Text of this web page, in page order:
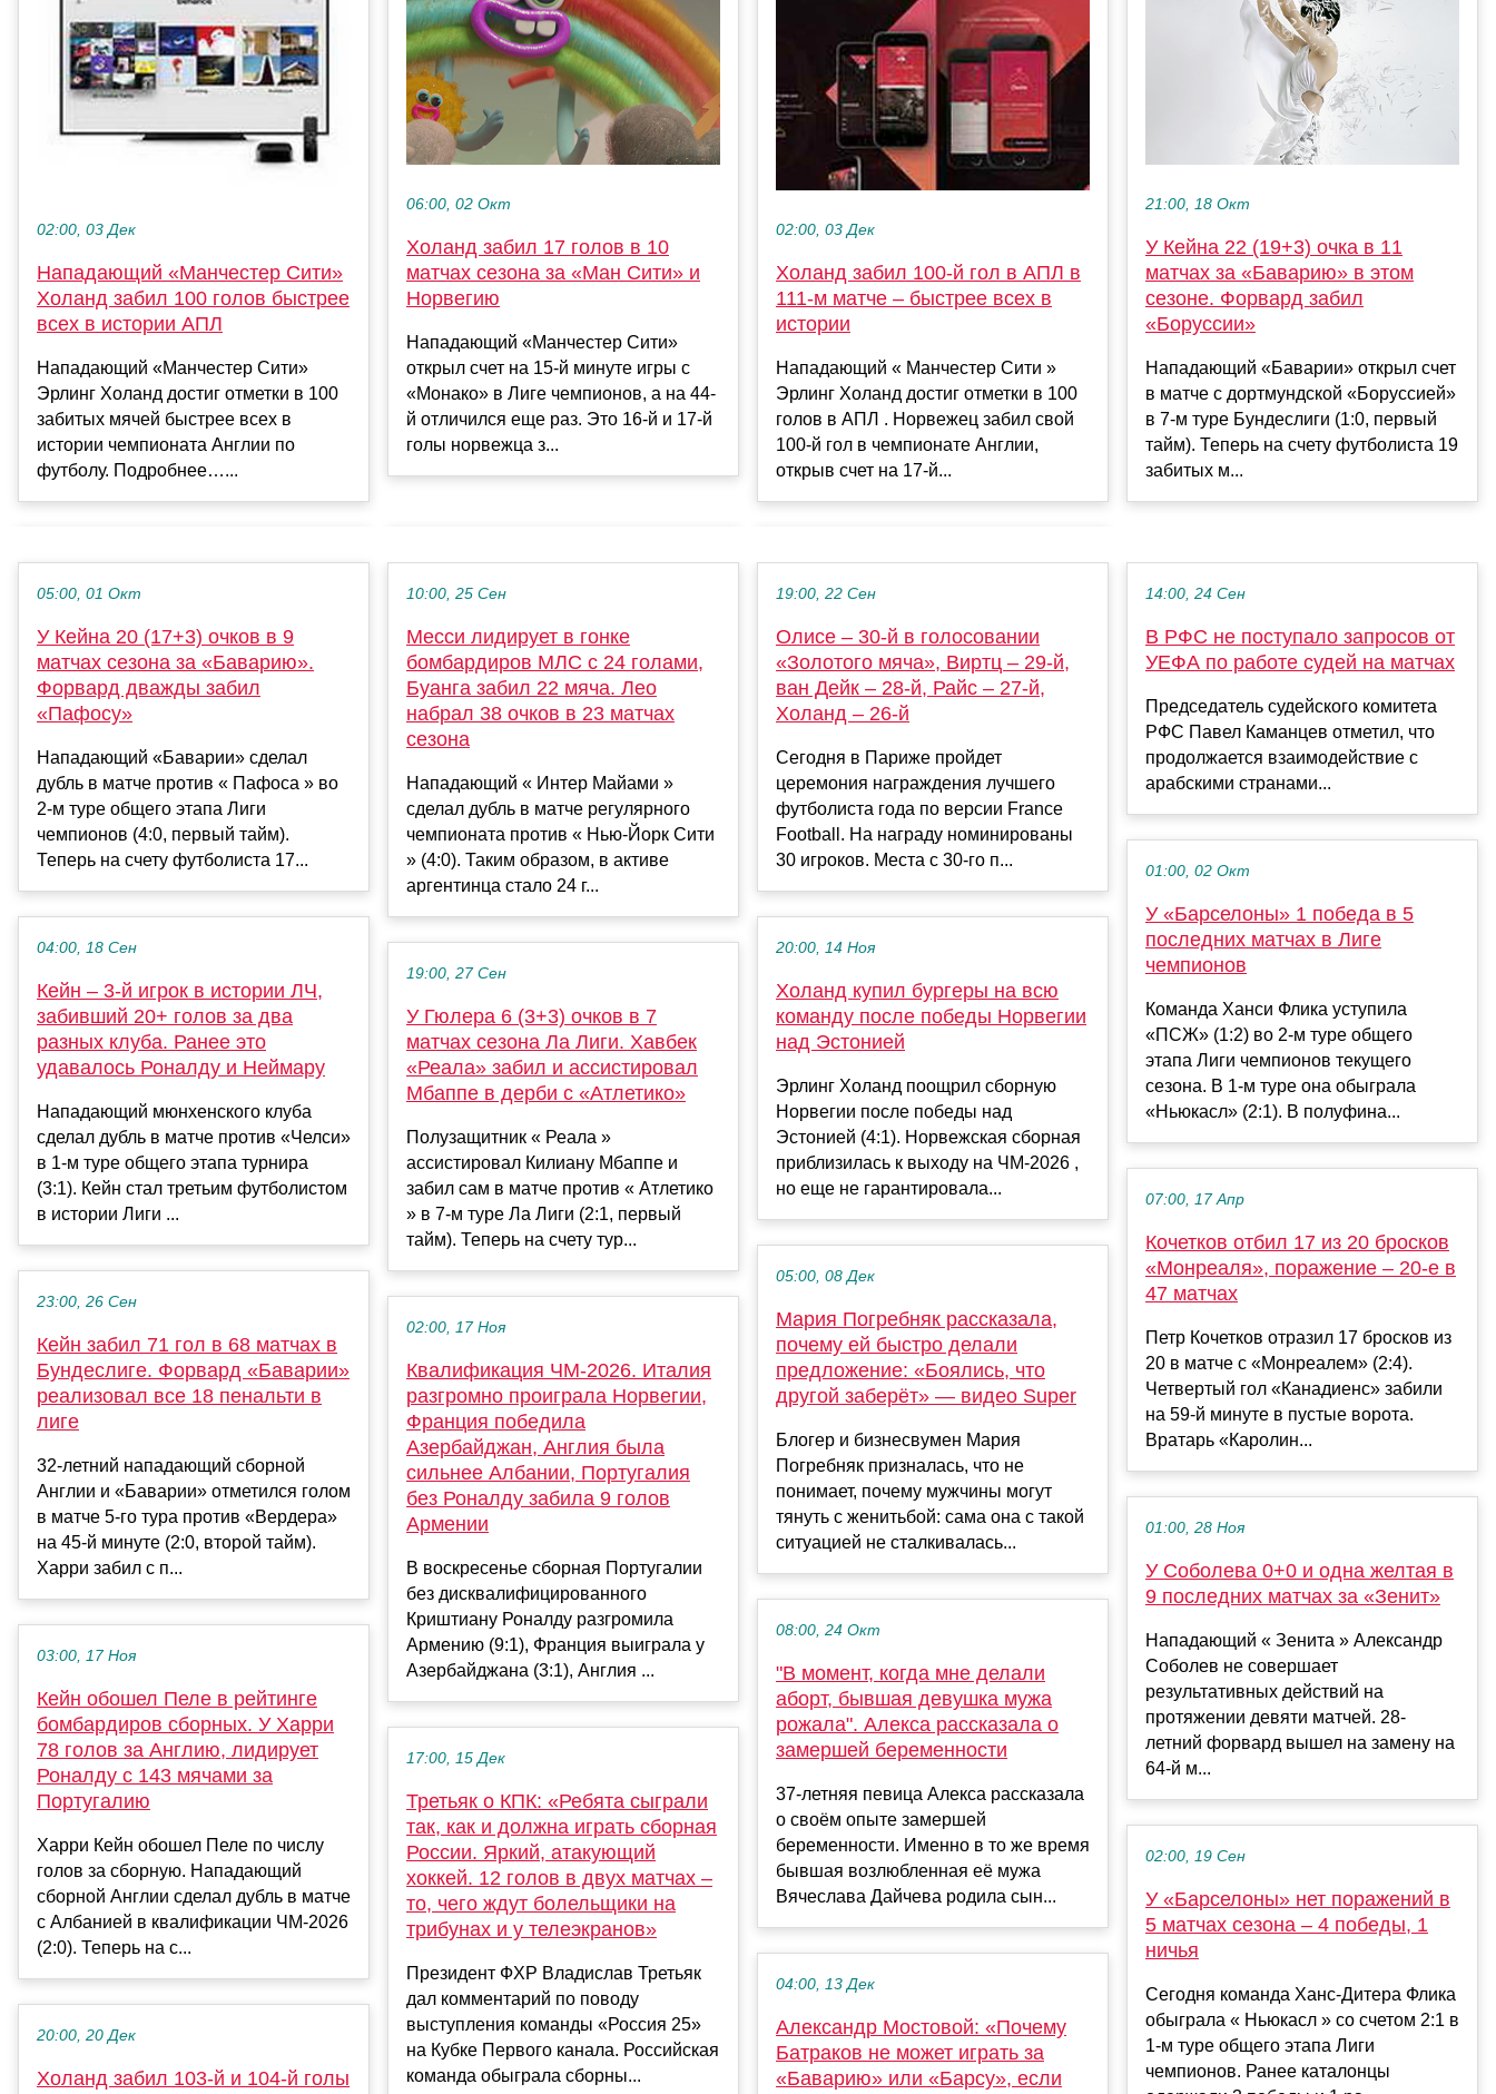
02:00, 03 Дек
Нападающий «Манчестер Сити»
Холанд забил 100 голов быстрее
всех в истории АПЛ
Нападающий «Манчестер Сити»
Эрлинг Холанд достиг отметки в 100
забитых мячей быстрее всех в
истории чемпионата Англии по
футболу. Подробнее…...
06:00, 02 Окт
Холанд забил 17 голов в 10
матчах сезона за «Ман Сити» и
Норвегию
Нападающий «Манчестер Сити»
открыл счет на 15-й минуте игры с
«Монако» в Лиге чемпионов, а на 44-
й отличился еще раз. Это 16-й и 17-й
голы норвежца з...
02:00, 03 Дек
Холанд забил 100-й гол в АПЛ в
111-м матче – быстрее всех в
истории
Нападающий « Манчестер Сити »
Эрлинг Холанд достиг отметки в 100
голов в АПЛ . Норвежец забил свой
100-й гол в чемпионате Англии,
открыв счет на 17-й...
21:00, 18 Окт
У Кейна 22 (19+3) очка в 11
матчах за «Баварию» в этом
сезоне. Форвард забил
«Боруссии»
Нападающий «Баварии» открыл счет
в матче с дортмундской «Боруссией»
в 7-м туре Бундеслиги (1:0, первый
тайм). Теперь на счету футболиста 19
забитых м...
05:00, 01 Окт
У Кейна 20 (17+3) очков в 9
матчах сезона за «Баварию».
Форвард дважды забил
«Пафосу»
Нападающий «Баварии» сделал
дубль в матче против « Пафоса » во
2-м туре общего этапа Лиги
чемпионов (4:0, первый тайм).
Теперь на счету футболиста 17...
04:00, 18 Сен
Кейн – 3-й игрок в истории ЛЧ,
забивший 20+ голов за два
разных клуба. Ранее это
удавалось Роналду и Неймару
Нападающий мюнхенского клуба
сделал дубль в матче против «Челси»
в 1-м туре общего этапа турнира
(3:1). Кейн стал третьим футболистом
в истории Лиги ...
23:00, 26 Сен
Кейн забил 71 гол в 68 матчах в
Бундеслиге. Форвард «Баварии»
реализовал все 18 пенальти в
лиге
32-летний нападающий сборной
Англии и «Баварии» отметился голом
в матче 5-го тура против «Вердера»
на 45-й минуте (2:0, второй тайм).
Харри забил с п...
03:00, 17 Ноя
Кейн обошел Пеле в рейтинге
бомбардиров сборных. У Харри
78 голов за Англию, лидирует
Роналду с 143 мячами за
Португалию
Харри Кейн обошел Пеле по числу
голов за сборную. Нападающий
сборной Англии сделал дубль в матче
с Албанией в квалификации ЧМ-2026
(2:0). Теперь на с...
20:00, 20 Дек
Холанд забил 103-й и 104-й голы
10:00, 25 Сен
Месси лидирует в гонке
бомбардиров МЛС с 24 голами,
Буанга забил 22 мяча. Лео
набрал 38 очков в 23 матчах
сезона
Нападающий « Интер Майами »
сделал дубль в матче регулярного
чемпионата против « Нью-Йорк Сити
» (4:0). Таким образом, в активе
аргентинца стало 24 г...
19:00, 27 Сен
У Гюлера 6 (3+3) очков в 7
матчах сезона Ла Лиги. Хавбек
«Реала» забил и ассистировал
Мбаппе в дерби с «Атлетико»
Полузащитник « Реала »
ассистировал Килиану Мбаппе и
забил сам в матче против « Атлетико
» в 7-м туре Ла Лиги (2:1, первый
тайм). Теперь на счету тур...
02:00, 17 Ноя
Квалификация ЧМ-2026. Италия
разгромно проиграла Норвегии,
Франция победила
Азербайджан, Англия была
сильнее Албании, Португалия
без Роналду забила 9 голов
Армении
В воскресенье сборная Португалии
без дисквалифицированного
Криштиану Роналду разгромила
Армению (9:1), Франция выиграла у
Азербайджана (3:1), Англия ...
17:00, 15 Дек
Третьяк о КПК: «Ребята сыграли
так, как и должна играть сборная
России. Яркий, атакующий
хоккей. 12 голов в двух матчах –
то, чего ждут болельщики на
трибунах и у телеэкранов»
Президент ФХР Владислав Третьяк
дал комментарий по поводу
выступления команды «Россия 25»
на Кубке Первого канала. Российская
команда обыграла сборны...
19:00, 22 Сен
Олисе – 30-й в голосовании
«Золотого мяча», Виртц – 29-й,
ван Дейк – 28-й, Райс – 27-й,
Холанд – 26-й
Сегодня в Париже пройдет
церемония награждения лучшего
футболиста года по версии France
Football. На награду номинированы
30 игроков. Места с 30-го п...
20:00, 14 Ноя
Холанд купил бургеры на всю
команду после победы Норвегии
над Эстонией
Эрлинг Холанд поощрил сборную
Норвегии после победы над
Эстонией (4:1). Норвежская сборная
приблизилась к выходу на ЧМ-2026 ,
но еще не гарантировала...
05:00, 08 Дек
Мария Погребняк рассказала,
почему ей быстро делали
предложение: «Боялись, что
другой заберёт» — видео Super
Блогер и бизнесвумен Мария
Погребняк призналась, что не
понимает, почему мужчины могут
тянуть с женитьбой: сама она с такой
ситуацией не сталкивалась...
08:00, 24 Окт
"В момент, когда мне делали
аборт, бывшая девушка мужа
рожала". Алекса рассказала о
замершей беременности
37-летняя певица Алекса рассказала
о своём опыте замершей
беременности. Именно в то же время
бывшая возлюбленная её мужа
Вячеслава Дайчева родила сын...
04:00, 13 Дек
Александр Мостовой: «Почему
Батраков не может играть за
«Баварию» или «Барсу», если
14:00, 24 Сен
В РФС не поступало запросов от
УЕФА по работе судей на матчах
Председатель судейского комитета
РФС Павел Каманцев отметил, что
продолжается взаимодействие с
арабскими странами...
01:00, 02 Окт
У «Барселоны» 1 победа в 5
последних матчах в Лиге
чемпионов
Команда Ханси Флика уступила
«ПСЖ» (1:2) во 2-м туре общего
этапа Лиги чемпионов текущего
сезона. В 1-м туре она обыграла
«Ньюкасл» (2:1). В полуфина...
07:00, 17 Апр
Кочетков отбил 17 из 20 бросков
«Монреаля», поражение – 20-е в
47 матчах
Петр Кочетков отразил 17 бросков из
20 в матче с «Монреалем» (2:4).
Четвертый гол «Канадиенс» забили
на 59-й минуте в пустые ворота.
Вратарь «Каролин...
01:00, 28 Ноя
У Соболева 0+0 и одна желтая в
9 последних матчах за «Зенит»
Нападающий « Зенита » Александр
Соболев не совершает
результативных действий на
протяжении девяти матчей. 28-
летний форвард вышел на замену на
64-й м...
02:00, 19 Сен
У «Барселоны» нет поражений в
5 матчах сезона – 4 победы, 1
ничья
Сегодня команда Ханс-Дитера Флика
обыграла « Ньюкасл » со счетом 2:1 в
1-м туре общего этапа Лиги
чемпионов. Ранее каталонцы